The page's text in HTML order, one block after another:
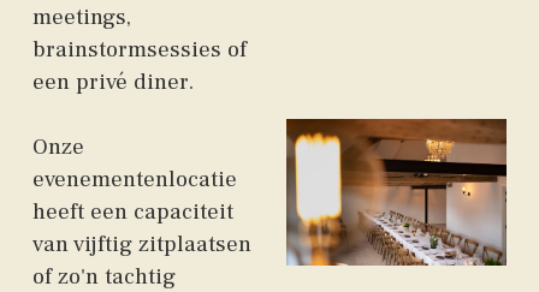
meetings,
brainstormsessies of
een privé diner.
Onze
evenementenlocatie
heeft een capaciteit
van vijftig zitplaatsen
of zo'n tachtig